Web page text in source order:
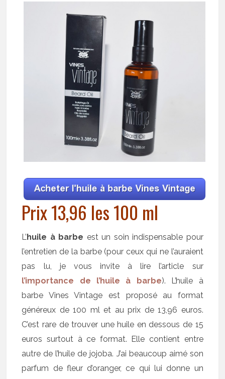
Prix 13,96 les 100 ml
L’huile à barbe est un soin indispensable pour
l’entretien de la barbe (pour ceux qui ne l’auraient
pas lu, je vous invite à lire l’article sur
l’importance de l’huile à barbe). L’huile à
barbe Vines Vintage est proposé au format
généreux de 100 ml et au prix de 13,96 euros.
C’est rare de trouver une huile en dessous de 15
euros surtout à ce format. Elle contient entre
autre de l’huile de jojoba. J’ai beaucoup aimé son
parfum de fleur d’oranger, ce qui lui donne un